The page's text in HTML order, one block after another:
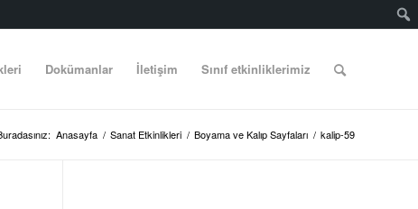
Dokümanlar İletişim Sınıf etkinliklerimiz
Anasayfa / Sanat Etkinlikleri / Boyama ve Kalıp Sayfaları / kalip-59